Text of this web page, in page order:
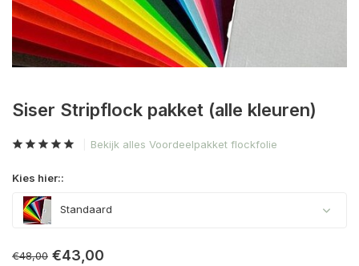
Siser Stripflock pakket (alle kleuren)
Bekijk alles Voordeelpakket flockfolie
Kies hier::
Standaard
€48,00 €43,00